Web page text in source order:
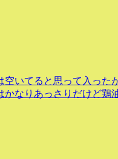
いてると思って入った
なりあっさりだけど鶏